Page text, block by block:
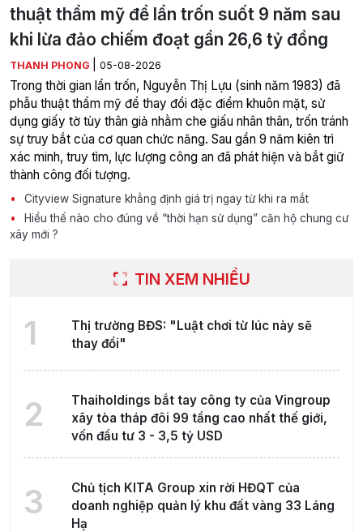
thuật thẩm mỹ để lẩn trốn suốt 9 năm sau
khi lừa đảo chiếm đoạt gần 26,6 tỷ đồng
THANH PHONG 05-08-2026
Trong thời gian lẩn trốn, Nguyễn Thị Lựu (sinh năm 1983) đã
phẫu thuật thẩm mỹ để thay đổi đặc điểm khuôn mặt, sử
dụng giấy tờ tùy thân giả nhằm che giấu nhân thân, trốn tránh
sự truy bắt của cơ quan chức năng. Sau gần 9 năm kiên trì
xác minh, truy tìm, lực lượng công an đã phát hiện và bắt giữ
thành công đối tượng.
Cityview Signature khẳng định giá trị ngay từ khi ra mắt
Hiểu thế nào cho đúng về “thời hạn sử dụng” căn hộ chung cư
xây mới ?
TIN XEM NHIỀU
1
Thị trường BĐS: "Luật chơi từ lúc này sẽ
thay đổi"
2
Thaiholdings bắt tay công ty của Vingroup
xây tòa tháp đôi 99 tầng cao nhất thế giới,
vốn đầu tư 3 - 3,5 tỷ USD
3
Chủ tịch KITA Group xin rời HĐQT của
doanh nghiệp quản lý khu đất vàng 33 Láng
Hạ